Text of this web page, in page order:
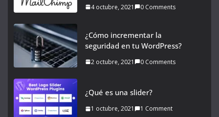
4 octubre, 2021 0 Comments
¿Cómo incrementar la
seguridad en tu WordPress?
2 octubre, 2021 0 Comments
¿Qué es una slider?
1 octubre, 2021 1 Comment